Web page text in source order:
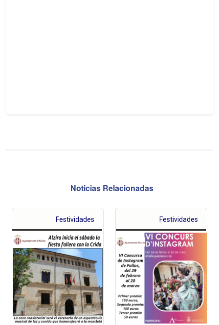
Noticias Relacionadas
Festividades Festividades